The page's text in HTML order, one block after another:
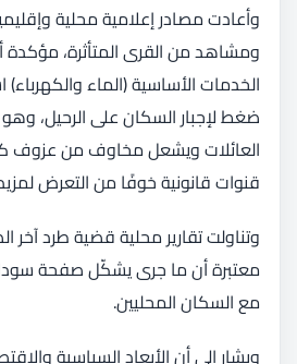
وأعادت مصادر إعلامية محلية
ومشاهد من القرى المتأثرة،
الخدمات الأساسية (الماء
ضغط لإجبار السكان على الرحيل،
العائلات ويشعل مخاوف من عزوف
قنوات قانونية خوفًا من التعرض
وتناولت تقارير محلية قضية طرد آخر
معتبرة أن ما جرى يشكّل صفحة
مع السكان المحليين.
ويشار إلى أن الأبعاد السياسية